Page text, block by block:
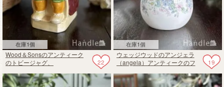
在庫1個
22
Wood＆Sonsのアンティーク
のトビージャグ、
在庫1個
19
ウェッジウッドのアンジェラ
（angela）アンティークのフ